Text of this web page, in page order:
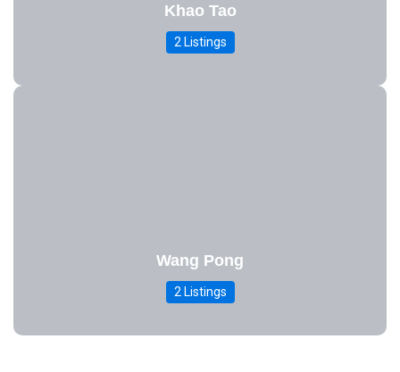
Khao Tao
2 Listings
Wang Pong
2 Listings